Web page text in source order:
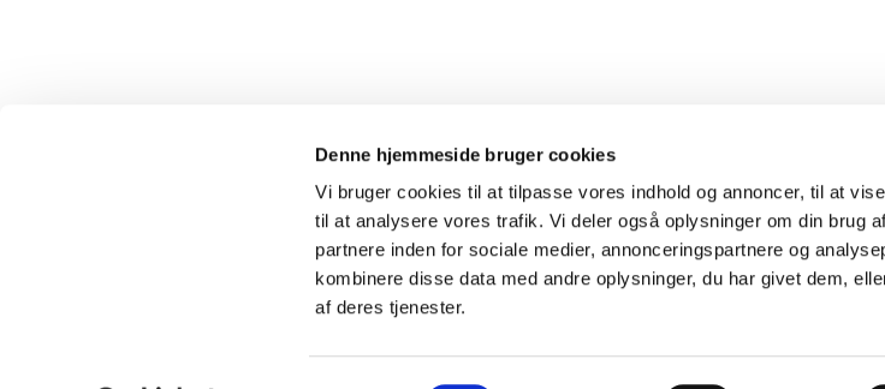
Denne hjemmeside bruger cookies
Vi bruger cookies til at tilpasse vores indhold og annoncer, til at
til at analysere vores trafik. Vi deler også oplysninger om din brug
partnere inden for sociale medier, annonceringspartnere og
kombinere disse data med andre oplysninger, du har givet dem,
af deres tjenester.
Privatlivspolitik